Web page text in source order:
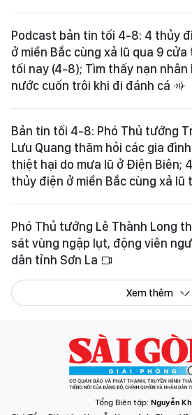
Podcast bản tin tối 4-8: 4 thủy
ở miền Bắc cùng xả lũ qua 9 cửa
tối nay (4-8); Tìm thấy nạn nhân
nước cuốn trôi khi đi đánh cá
Bản tin tối 4-8: Phó Thủ tướng
Lưu Quang thăm hỏi các gia
thiệt hại do mưa lũ ở Điện Biên; 4
thủy điện ở miền Bắc cùng xả
Phó Thủ tướng Lê Thành Long
sát vùng ngập lụt, động viên
dân tỉnh Sơn La
Xem thêm
Tổng Biên tập: Nguyễn